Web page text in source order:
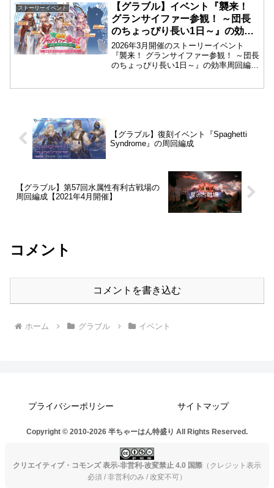
ストーリーイベント
【グラブル】イベント『襲来！
グランサイファー参観！ ～団長
のちょっぴり長い1日～』の効率
周回編成【2026年3月開催】
2026年3月開催のストーリーイベント
『襲来！ グランサイファー参観！ ～団長
のちょっぴり長い1日～』の効率周回編成
【グラブル】復刻イベント『Spaghetti
Syndrome』の周回編成
【グラブル】第57回水属性有利古戦場の
周回編成【2021年4月開催】
コメント
コメントを書き込む
ホーム グラブル イベント
プライバシーポリシー サイトマップ
Copyright © 2010-2026 半ちゃーはん特盛り All Rights Reserved.
クリエイティブ・コモンズ 表示-非営利-改変禁止 4.0 国際 （クレジット表示
必須 / 非営利のみ / 改変不可）